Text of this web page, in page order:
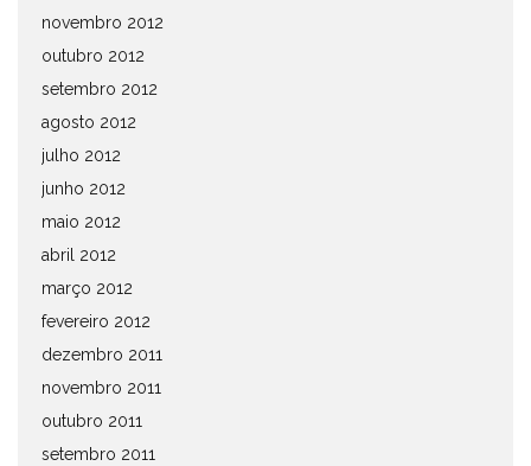
novembro 2012
outubro 2012
setembro 2012
agosto 2012
julho 2012
junho 2012
maio 2012
abril 2012
março 2012
fevereiro 2012
dezembro 2011
novembro 2011
outubro 2011
setembro 2011